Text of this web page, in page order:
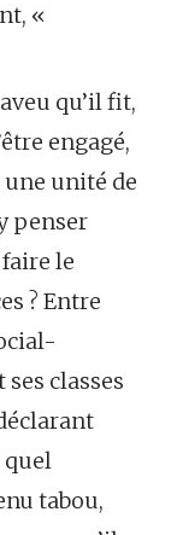
«
qu’il fit,
engagé,
une unité de
penser
le
? Entre
classes
quel
tabou,